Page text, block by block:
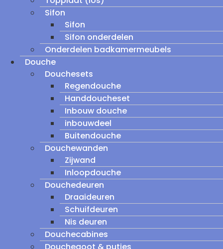
Sifon
Sifon
Sifon onderdelen
Onderdelen badkamermeubels
Douche
Douchesets
Regendouche
Handdoucheset
Inbouw douche
inbouwdeel
Buitendouche
Douchewanden
Zijwand
Inloopdouche
Douchedeuren
Draaideuren
Schuifdeuren
Nis deuren
Douchecabines
Douchegoot & putjes